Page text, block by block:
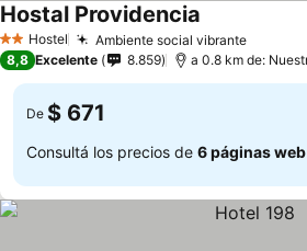
2 Estrellas
Hostel Ambiente social vibrante
Hostal Providencia
8,8 Excelente 8.859
De $ 671
Consultá los precios de 6 páginas web